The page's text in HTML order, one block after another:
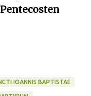
IOANNIS BAPTISTAE